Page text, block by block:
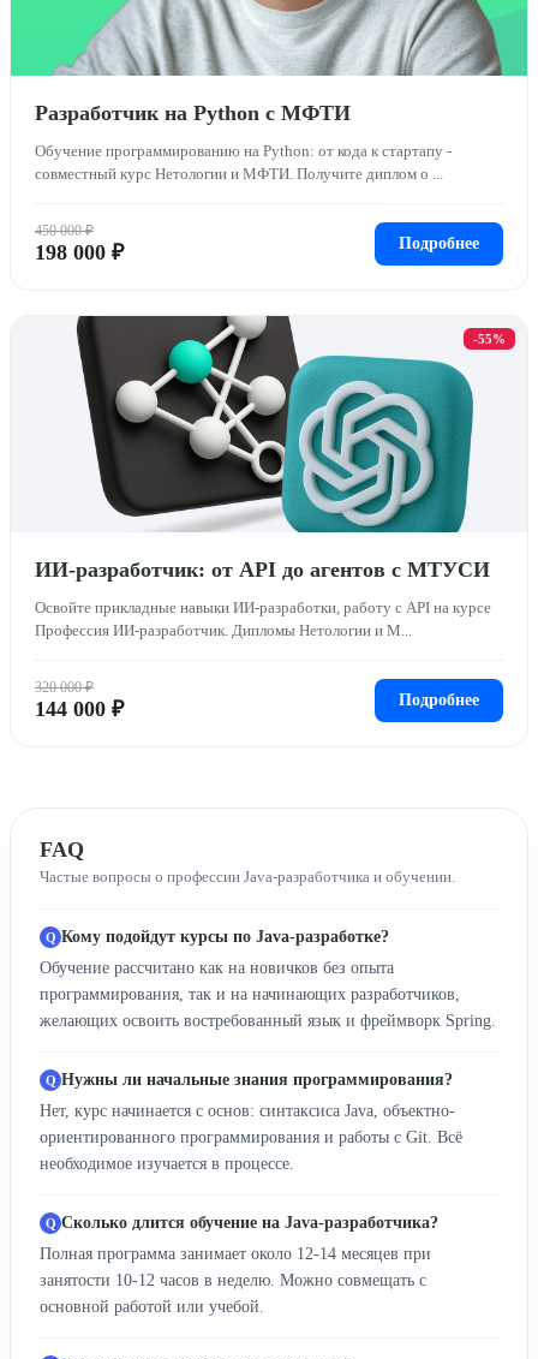
Разработчик на Python c МФТИ
Обучение программированию на Python: от кода к стартапу -
совместный курс Нетологии и МФТИ. Получите диплом о ...
450 000 ₽
198 000 ₽ Подробнее
-55%
ИИ-разработчик: от API до агентов с МТУСИ
Освойте прикладные навыки ИИ-разработки, работу с API на курсе
Профессия ИИ-разработчик. Дипломы Нетологии и М...
320 000 ₽
144 000 ₽ Подробнее
FAQ
Частые вопросы о профессии Java-разработчика и обучении.
Кому подойдут курсы по Java-разработке?
Обучение рассчитано как на новичков без опыта
программирования, так и на начинающих разработчиков,
желающих освоить востребованный язык и фреймворк Spring.
Нужны ли начальные знания программирования?
Нет, курс начинается с основ: синтаксиса Java, объектно-
ориентированного программирования и работы с Git. Всё
необходимое изучается в процессе.
Сколько длится обучение на Java-разработчика?
Полная программа занимает около 12-14 месяцев при
занятости 10-12 часов в неделю. Можно совмещать с
основной работой или учебой.